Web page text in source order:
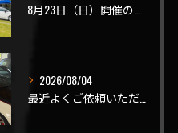
2026/08/04